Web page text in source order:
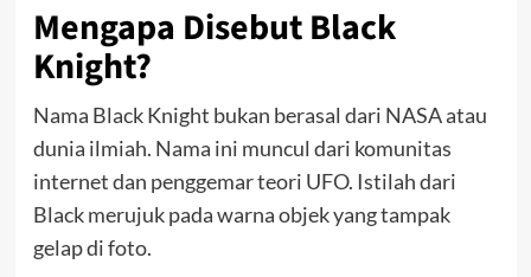
Mengapa Disebut Black
Knight?
Nama Black Knight bukan berasal dari NASA atau
dunia ilmiah. Nama ini muncul dari komunitas
internet dan penggemar teori UFO. Istilah dari
Black merujuk pada warna objek yang tampak
gelap di foto.